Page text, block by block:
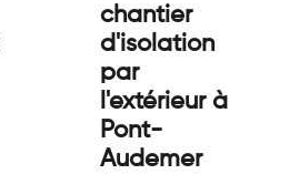
chantier
d'isolation
par
l'extérieur à
Pont-
Audemer